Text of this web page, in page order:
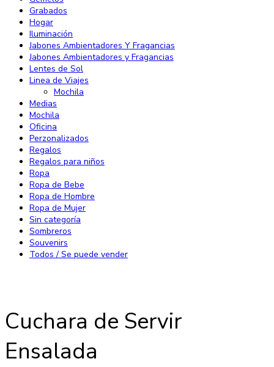
Grabados
Hogar
Iluminación
Jabones Ambientadores Y Fragancias
Jabones Ambientadores y Fragancias
Lentes de Sol
Linea de Viajes
Mochila
Medias
Mochila
Oficina
Perzonalizados
Regalos
Regalos para niños
Ropa
Ropa de Bebe
Ropa de Hombre
Ropa de Mujer
Sin categoría
Sombreros
Souvenirs
Todos / Se puede vender
Cuchara de Servir
Ensalada